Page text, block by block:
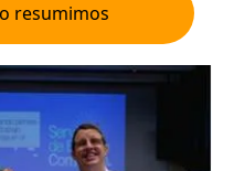
resumimos